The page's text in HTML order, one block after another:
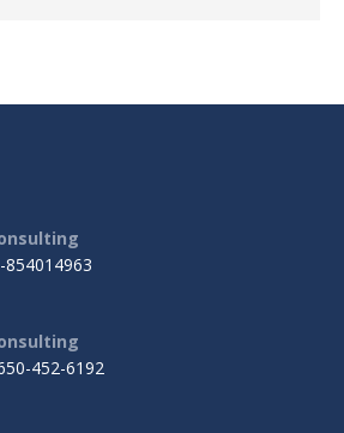
854014963
452-6192